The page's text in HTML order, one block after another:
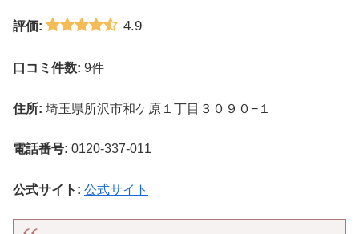
評価: 4.9
口コミ件数: 9件
住所: 埼玉県所沢市和ケ原１丁目３０９０−１
電話番号: 0120-337-011
公式サイト: 公式サイト